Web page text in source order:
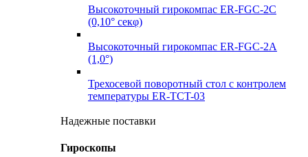
Высокоточный гирокомпас ER-FGC-2C
(0,10° секφ)
Высокоточный гирокомпас ER-FGC-2A
(1,0°)
Трехосевой поворотный стол с контролем
температуры ER-TCT-03
Надежные поставки
Гироскопы